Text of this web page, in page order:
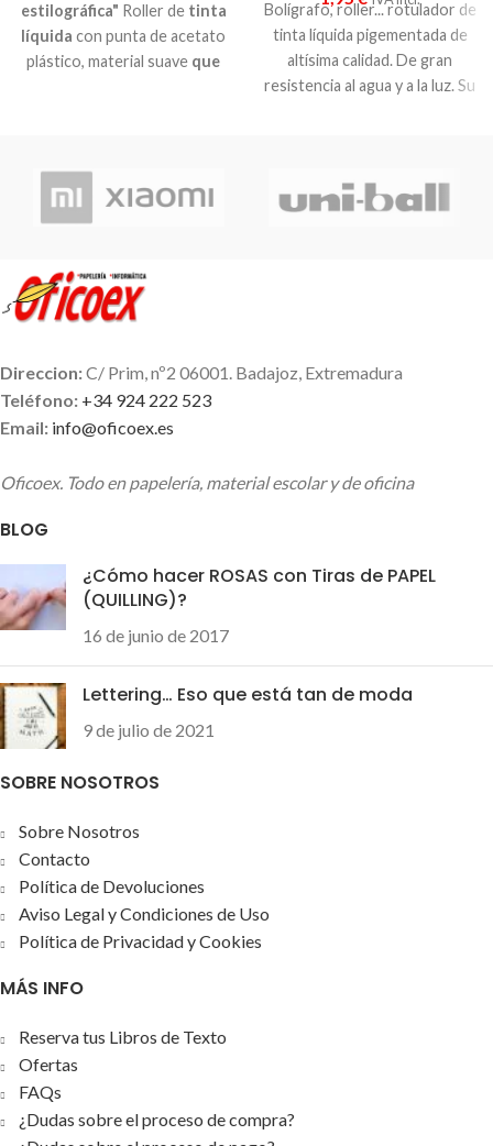
estilográfica" Roller detinta
líquida con punta de acetato
plástico, material suave que
de bola 0,8 mm. Ancho
escritura 0,35-0,55 mm.
Cual es tu favorito??
Bolígrafo, roller... rotulador de
tinta líquida pigementada de
altísima calidad. De gran
resistencia al agua y a la luz. Su
Cuerpo y capuchón plástico.
Clip metálico. Punta de bola
Direccion:C/ Prim, nº2 06001. Badajoz, Extremadura
Teléfono: +34 924 222 523
Email: info@oficoex.es
Oficoex. Todo en papelería, material escolar y de oficina
BLOG
¿Cómo hacer ROSAS con Tiras de PAPEL
(QUILLING)?
16 de junio de 2017
Lettering… Eso que está tan de moda
9 de julio de 2021
SOBRE NOSOTROS
Sobre Nosotros
Contacto
Política de Devoluciones
Aviso Legal y Condiciones de Uso
Política de Privacidad y Cookies
MÁS INFO
Reserva tus Libros de Texto
Ofertas
FAQs
¿Dudas sobre el proceso de compra?